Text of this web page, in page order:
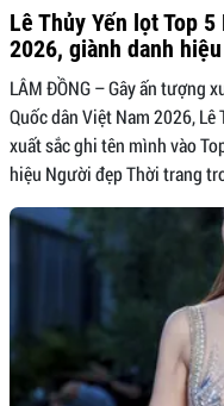
Lê Thủy Yến lọt Top
2026, giành danh
LÂM ĐỒNG – Gây ấn tượng
Quốc dân Việt Nam 2026, Lê
xuất sắc ghi tên mình vào
hiệu Người đẹp Thời trang